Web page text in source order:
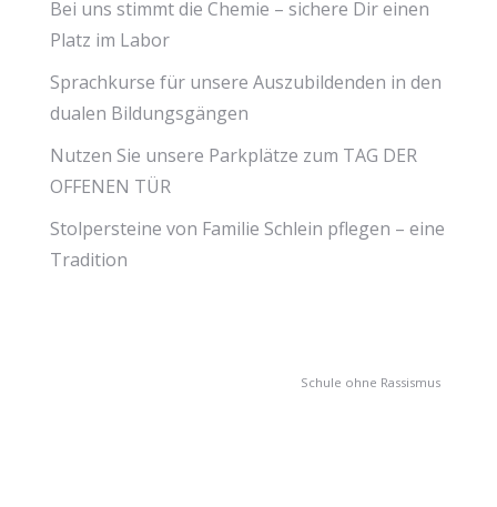
Bei uns stimmt die Chemie – sichere Dir einen
Platz im Labor
Sprachkurse für unsere Auszubildenden in den
dualen Bildungsgängen
Nutzen Sie unsere Parkplätze zum TAG DER
OFFENEN TÜR
Stolpersteine von Familie Schlein pflegen – eine
Tradition
Schule ohne Rassismus